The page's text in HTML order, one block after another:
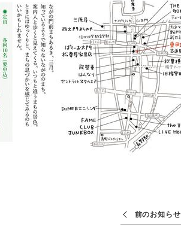
前のお知らせ